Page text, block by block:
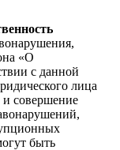
«О
с данной
лица
и совершение
быть